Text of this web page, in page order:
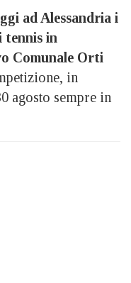
ad Alessandria i
tennis in
Comunale Orti
in
agosto sempre in